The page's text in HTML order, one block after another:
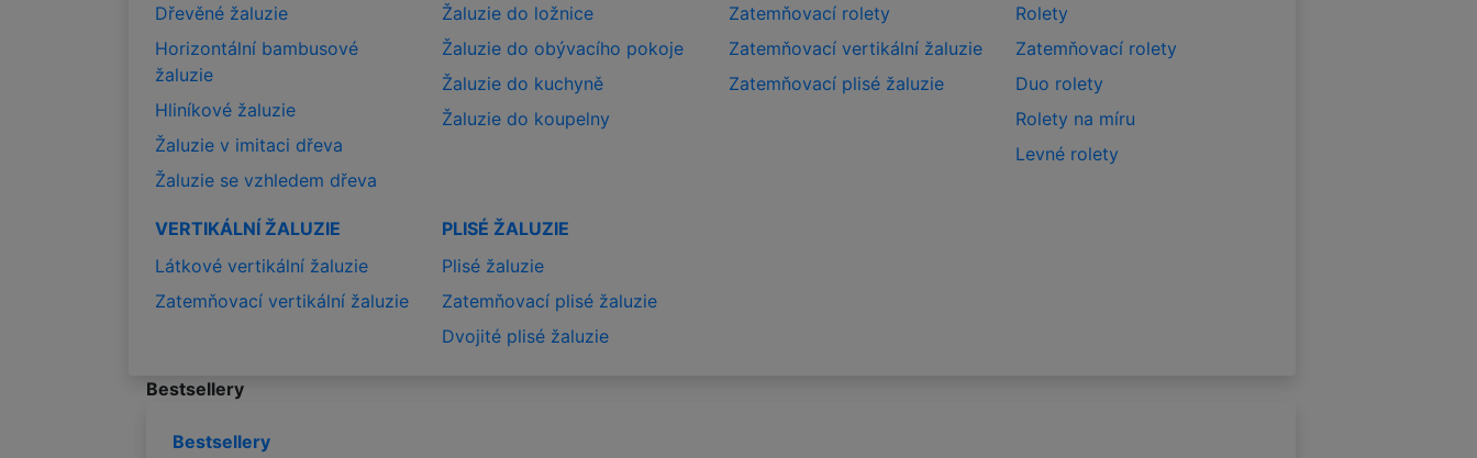
Dřevěné žaluzie
Horizontální bambusové
žaluzie
Hliníkové žaluzie
Žaluzie v imitaci dřeva
Žaluzie se vzhledem dřeva
Žaluzie do ložnice
Žaluzie do obývacího pokoje
Žaluzie do kuchyně
Žaluzie do koupelny
Zatemňovací rolety
Zatemňovací vertikální žaluzie
Zatemňovací plisé žaluzie
Rolety
Zatemňovací rolety
Duo rolety
Rolety na míru
Levné rolety
VERTIKÁLNÍ ŽALUZIE
Látkové vertikální žaluzie
Zatemňovací vertikální žaluzie
PLISÉ ŽALUZIE
Plisé žaluzie
Zatemňovací plisé žaluzie
Dvojité plisé žaluzie
Bestsellery
Bestsellery